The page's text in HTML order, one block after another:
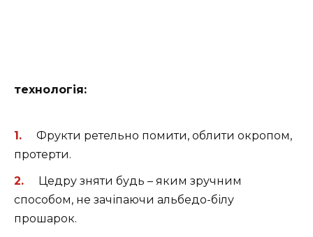
технологія:
Фрукти ретельно помити, облити окропом,
протерти.
Цедру зняти будь – яким зручним
способом, не зачіпаючи альбедо-білу
прошарок.